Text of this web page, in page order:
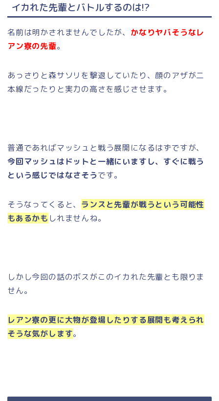
イカれた先輩とバトルするのは!?
名前は明かされませんでしたが、 かなりヤバそうなレ
アン寮の先輩。
あっさりと森サソリを撃退していたり、顔のアザが二
本線だったりと実力の高さを感じさせます。
普通であればマッシュと戦う展開になるはずですが、
今回マッシュはドットと一緒にいますし、すぐに戦う
という感じではなさそうです。
そうなってくると、 ランスと先輩が戦うという可能性
もあるかも しれませんね。
しかし今回の話のボスがこのイカれた先輩とも限りま
せん。
レアン寮の更に大物が登場したりする展開も考えられ
そうな気がします。